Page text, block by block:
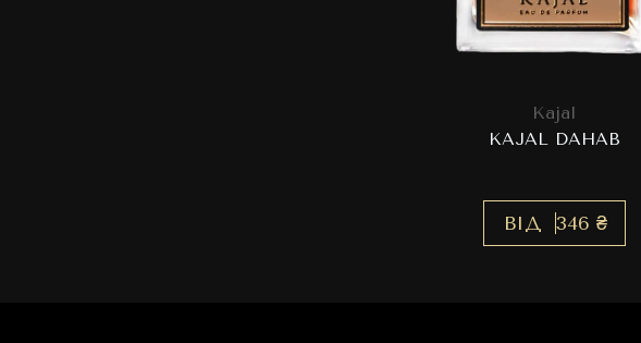
Kajal
KAJAL DAHAB
ВІД 346 ₴